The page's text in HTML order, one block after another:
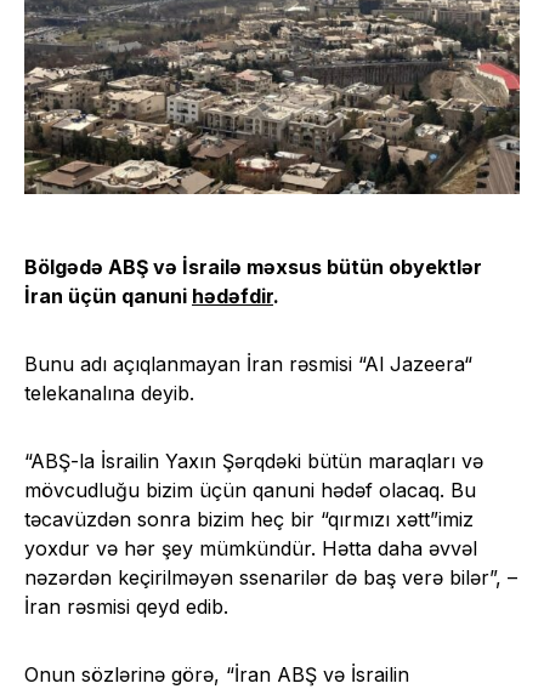
Bölgədə ABŞ və İsrailə məxsus bütün obyektlər
İran üçün qanuni hədəfdir.
Bunu adı açıqlanmayan İran rəsmisi “Al Jazeera“
telekanalına deyib.
“ABŞ-la İsrailin Yaxın Şərqdəki bütün maraqları və
mövcudluğu bizim üçün qanuni hədəf olacaq. Bu
təcavüzdən sonra bizim heç bir “qırmızı xətt”imiz
yoxdur və hər şey mümkündür. Hətta daha əvvəl
nəzərdən keçirilməyən ssenarilər də baş verə bilər”, –
İran rəsmisi qeyd edib.
Onun sözlərinə görə, “İran ABŞ və İsrailin